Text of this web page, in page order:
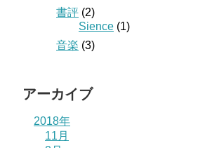
書評 (2)
Sience (1)
音楽 (3)
アーカイブ
2018年
11月